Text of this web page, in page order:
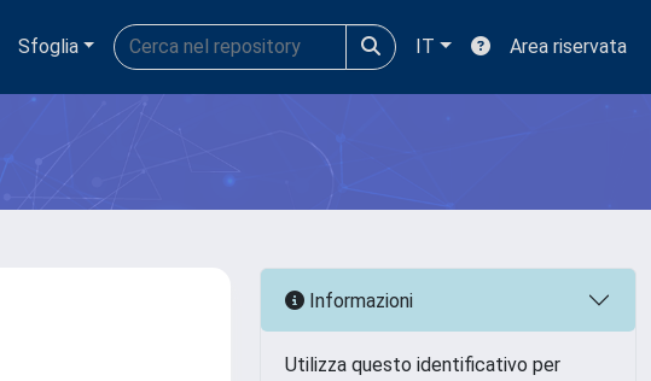
Sfoglia IT Area riservata
Informazioni
Utilizza questo identificativo per